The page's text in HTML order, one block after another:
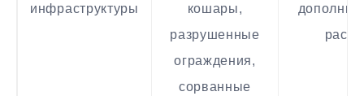
инфраструктуры
кошары,
разрушенные
ограждения,
сорванные